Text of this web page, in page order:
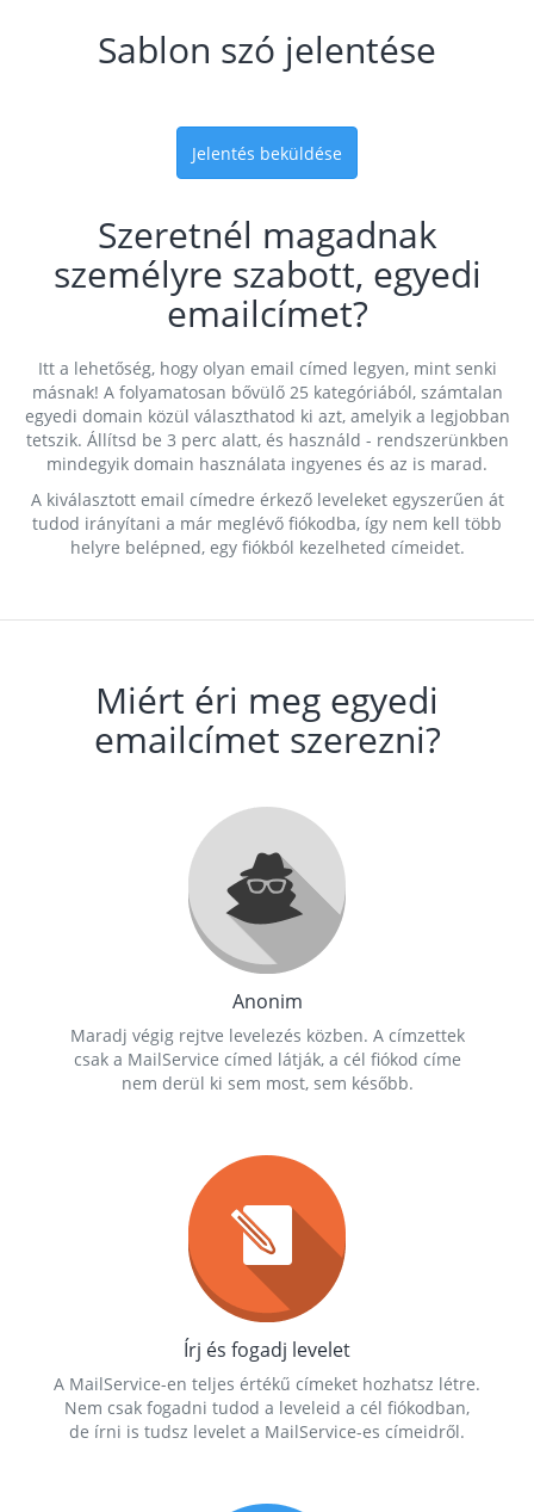
Sablon szó jelentése
Jelentés beküldése
Szeretnél magadnak
személyre szabott, egyedi
emailcímet?
Itt a lehetőség, hogy olyan email címed legyen, mint senki
másnak! A folyamatosan bővülő 25 kategóriából, számtalan
egyedi domain közül választhatod ki azt, amelyik a legjobban
tetszik. Állítsd be 3 perc alatt, és használd - rendszerünkben
mindegyik domain használata ingyenes és az is marad.
A kiválasztott email címedre érkező leveleket egyszerűen át
tudod irányítani a már meglévő fiókodba, így nem kell több
helyre belépned, egy fiókból kezelheted címeidet.
Miért éri meg egyedi
emailcímet szerezni?
Anonim
Maradj végig rejtve levelezés közben. A címzettek
csak a MailService címed látják, a cél fiókod címe
nem derül ki sem most, sem később.
Írj és fogadj levelet
A MailService-en teljes értékű címeket hozhatsz létre.
Nem csak fogadni tudod a leveleid a cél fiókodban,
de írni is tudsz levelet a MailService-es címeidről.